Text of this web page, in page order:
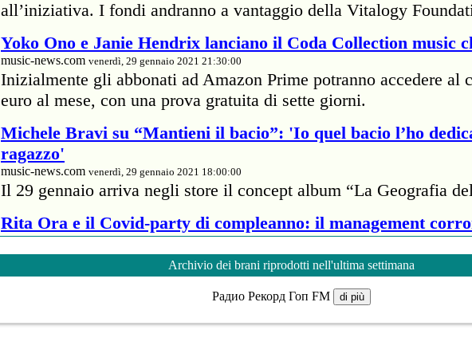
all’iniziativa. I fondi andranno a vantaggio della Vitalogy
Yoko Ono e Janie Hendrix lanciano il Coda Collection music
music-news.com venerdì, 29 gennaio 2021 21:30:00
Inizialmente gli abbonati ad Amazon Prime potranno accedere al
euro al mese, con una prova gratuita di sette giorni.
Michele Bravi su “Mantieni il bacio”: 'Io quel bacio l’ho
ragazzo'
music-news.com venerdì, 29 gennaio 2021 18:00:00
Il 29 gennaio arriva negli store il concept album “La Geografia
Rita Ora e il Covid-party di compleanno: il management
ristoratore
venerdì, 29 gennaio 2021 18:00:00
Un rappresentante della cantante britannica ha passato 7mila
6mila euro) al proprietario di un ristorante per infrangere il
Covid.
Archivio dei brani riprodotti nell'ultima settimana
Радио Рекорд Гоп FM di più